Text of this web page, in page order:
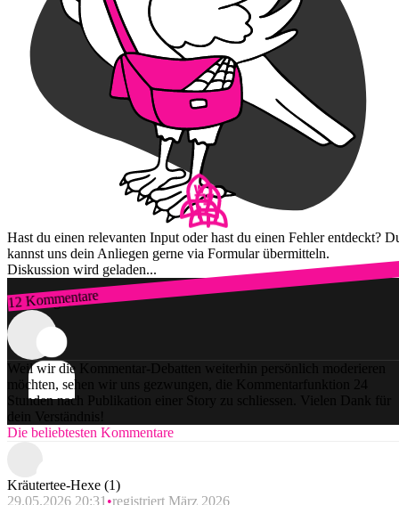
Hast du einen relevanten Input oder hast du einen Fehler entdeckt?
kannst uns dein Anliegen gerne via Formular übermitteln.
Diskussion wird geladen...
12 Kommentare
Zum Login
Weil wir die Kommentar-Debatten weiterhin persönlich moderieren
möchten, sehen wir uns gezwungen, die Kommentarfunktion 24
Stunden nach Publikation einer Story zu schliessen. Vielen Dank für
dein Verständnis!
Die beliebtesten Kommentare
Kräutertee-Hexe (1)
29.05.2026 20:31 registriert März 2026